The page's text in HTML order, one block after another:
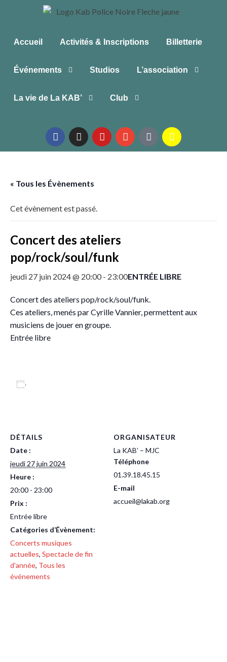
Accueil Activités & Inscriptions Billetterie
Événements Studios L’association
La vie de La KAB’ Club
« Tous les Évènements
Cet évènement est passé.
Concert des ateliers
pop/rock/soul/funk
jeudi 27 juin 2024 @ 20:00- 23:00ENTRÉE LIBRE
Concert des ateliers pop/rock/soul/funk.
Ces ateliers, menés par Cyrille Vannier, permettent aux
musiciens de jouer en groupe.
Entrée libre
DÉTAILS
Date :
jeudi 27 juin 2024
Heure :
20:00 - 23:00
Prix :
Entrée libre
Catégories d’Évènement:
Concerts musiques
actuelles, Spectacle de fin
d'année, Tous les
événements
ORGANISATEUR
La KAB’ – MJC
Téléphone
01.39.18.45.15
E-mail
accueil@lakab.org